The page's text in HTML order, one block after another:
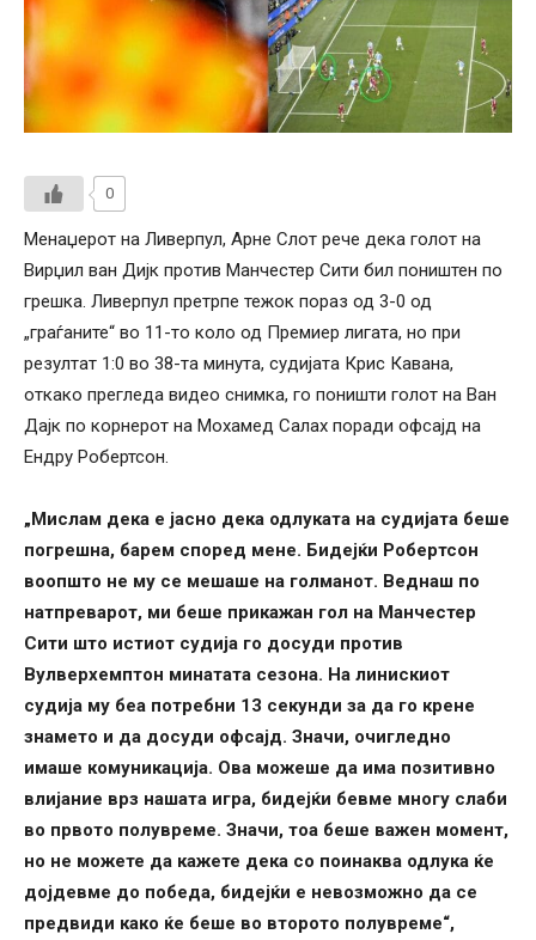
0
Менаџерот на Ливерпул, Арне Слот рече дека голот на
Вирџил ван Дијк против Манчестер Сити бил поништен по
грешка. Ливерпул претрпе тежок пораз од 3-0 од
„граѓаните“ во 11-то коло од Премиер лигата, но при
резултат 1:0 во 38-та минута, судијата Крис Кавана,
откако прегледа видео снимка, го поништи голот на Ван
Дајк по корнерот на Мохамед Салах поради офсајд на
Ендру Робертсон.
„Мислам дека е јасно дека одлуката на судијата беше
погрешна, барем според мене. Бидејќи Робертсон
воопшто не му се мешаше на голманот. Веднаш по
натпреварот, ми беше прикажан гол на Манчестер
Сити што истиот судија го досуди против
Вулверхемптон минатата сезона. На линискиот
судија му беа потребни 13 секунди за да го крене
знамето и да досуди офсајд. Значи, очигледно
имаше комуникација. Ова можеше да има позитивно
влијание врз нашата игра, бидејќи бевме многу слаби
во првото полувреме. Значи, тоа беше важен момент,
но не можете да кажете дека со поинаква одлука ќе
дојдевме до победа, бидејќи е невозможно да се
предвиди како ќе беше во второто полувреме“,